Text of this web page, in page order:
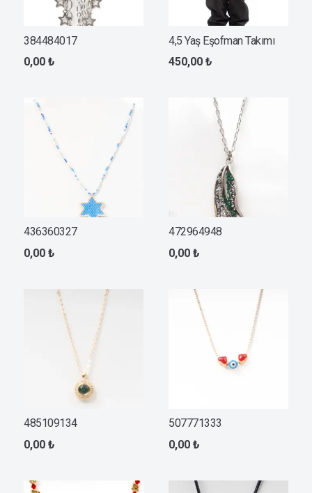
384484017
0,00 ₺
4,5 Yaş Eşofman Takımı
450,00 ₺
436360327
0,00 ₺
472964948
0,00 ₺
485109134
0,00 ₺
507771333
0,00 ₺